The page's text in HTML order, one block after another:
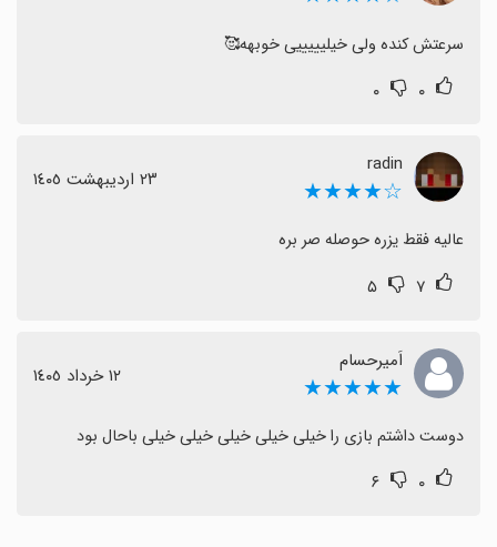
سرعتش کنده ولی خیلیییییی خوبهه🥰
۰ ۰
radin
☆★★★★ ٢٣ اردیبهشت ١٤٠٥
عالیه فقط یزره حوصله صر بره
۷ ۵
اَمیرحسام
★★★★★ ١٢ خرداد ١٤٠٥
دوست داشتم بازی را خیلی خیلی خیلی خیلی خیلی باحال بود
۰ ۶